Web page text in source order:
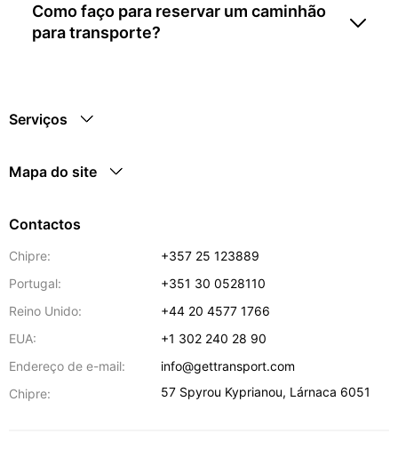
Como faço para reservar um caminhão
para transporte?
Serviços
Mapa do site
Contactos
Chipre:
+357 25 123889
Portugal:
+351 30 0528110
Reino Unido:
+44 20 4577 1766
EUA:
+1 302 240 28 90
Endereço de e-mail:
info@gettransport.com
Chipre:
57 Spyrou Kyprianou, Lárnaca 6051